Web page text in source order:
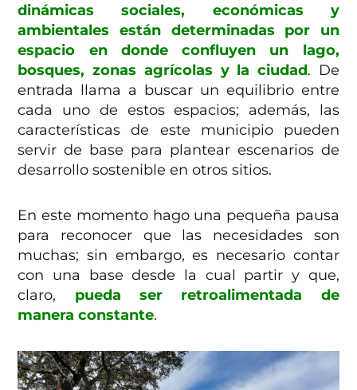
dinámicas sociales, económicas y
ambientales están determinadas por un
espacio en donde confluyen un lago,
bosques, zonas agrícolas y la ciudad. De
entrada llama a buscar un equilibrio entre
cada uno de estos espacios; además, las
características de este municipio pueden
servir de base para plantear escenarios de
desarrollo sostenible en otros sitios.
En este momento hago una pequeña pausa
para reconocer que las necesidades son
muchas; sin embargo, es necesario contar
con una base desde la cual partir y que,
claro, pueda ser retroalimentada de
manera constante.